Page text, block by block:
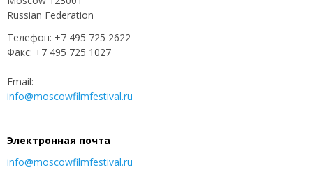
Russian Federation
Телефон: +7 495 725 2622
Факс: +7 495 725 1027
Email:
info@moscowfilmfestival.ru
Электронная почта
info@moscowfilmfestival.ru